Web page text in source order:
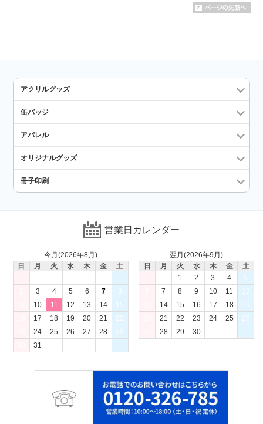
アクリルグッズ
缶バッジ
アパレル
オリジナルグッズ
冊子印刷
営業日カレンダー
今月(2026年8月)
日
月 火 水 木 金
土
1
3 4 5 6 7
8
10 11 12 13 14
15
17 18 19 20 21
22
24 25 26 27 28
29
31
翌月(2026年9月)
日
月 火 水 木 金
土
1
2 3 4
5
7 8 9 10 11
12
14 15 16 17 18
19
21 22 23 24 25
26
28 29 30